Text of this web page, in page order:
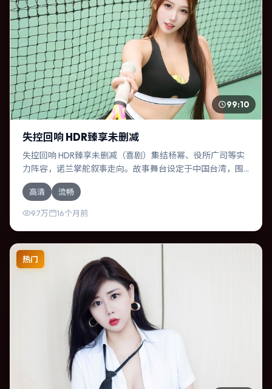
99:10
失控回响 HDR臻享未删减
失控回响 HDR臻享未删减（喜剧）集结杨幂、役所广司等实
力阵容，诺兰掌舵叙事走向。故事舞台设定于中国台湾，围
绕一次意外选择展开连锁反应；配乐与色彩高度服务于主
题，结尾留白耐人寻味。
高清 流畅
9.7万 16个月前
热门